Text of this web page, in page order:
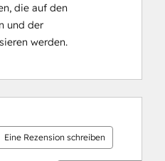
die auf den
und der
werden.
Eine Rezension schreiben